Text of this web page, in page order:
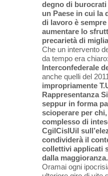
degno di
un Paese in cui la
di lavoro è
aumentare lo
precarietà di
Che un intervento
da tempo era chiaro:
Interconfederale
anche quelli del
impropriamente
Rappresentanza
seppur in forma
scioperare per
complesso di
CgilCislUil
condividerà il
collettivi applicati
dalla maggioranza.
Oramai ogni